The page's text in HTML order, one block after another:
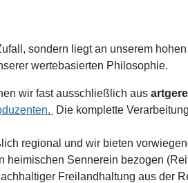
sondern liegt an unserem
wertebasierten Philosophie.
wir fast ausschließlich aus
Die komplette
regional und wir bieten
heimischen Sennerein bezogen
Freilandhaltung aus der